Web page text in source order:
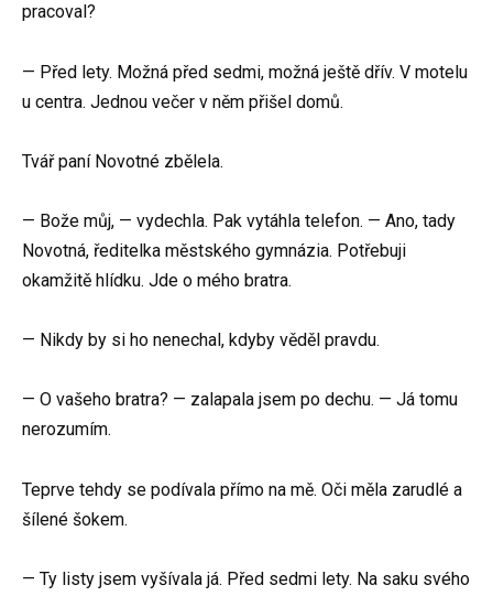
pracoval?
— Před lety. Možná před sedmi, možná ještě dřív. V motelu
u centra. Jednou večer v něm přišel domů.
Tvář paní Novotné zbělela.
— Bože můj, — vydechla. Pak vytáhla telefon. — Ano, tady
Novotná, ředitelka městského gymnázia. Potřebuji
okamžitě hlídku. Jde o mého bratra.
— Nikdy by si ho nenechal, kdyby věděl pravdu.
— O vašeho bratra? — zalapala jsem po dechu. — Já tomu
nerozumím.
Teprve tehdy se podívala přímo na mě. Oči měla zarudlé a
šílené šokem.
— Ty listy jsem vyšívala já. Před sedmi lety. Na saku svého